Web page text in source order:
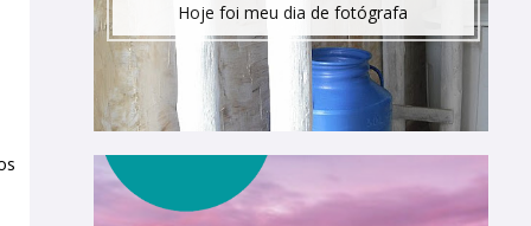
Hoje foi meu dia de fotógrafa